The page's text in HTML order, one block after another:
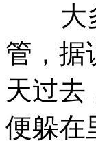
大多
管，据
天过去
便躲在